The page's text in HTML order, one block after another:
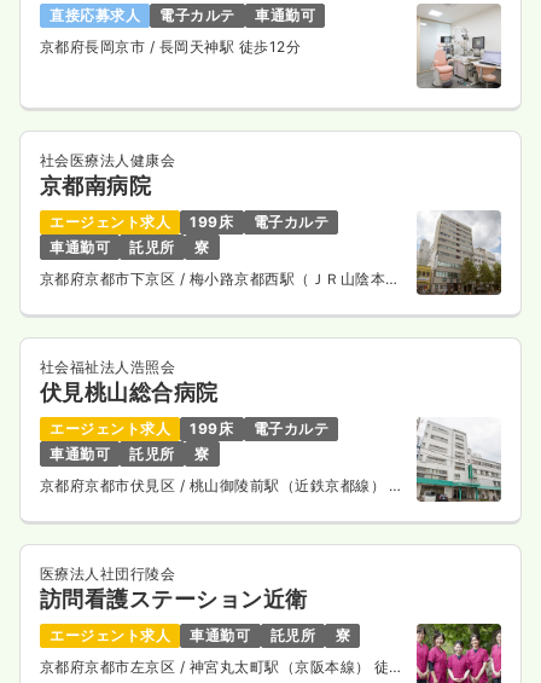
直接応募求人 電子カルテ
車通勤可
京都府長岡京市 / 長岡天神駅 徒歩12分
社会医療法人健康会
京都南病院
エージェント求人 199床
電子カルテ
車通勤可
託児所
寮
京都府京都市下京区 / 梅小路京都西駅（ＪＲ山陰本
社会福祉法人浩照会
伏見桃山総合病院
エージェント求人 199床
電子カルテ
車通勤可
託児所
寮
京都府京都市伏見区 / 桃山御陵前駅（近鉄京都線） 徒
医療法人社団行陵会
訪問看護ステーション近衛
エージェント求人 車通勤可 託児所
寮
京都府京都市左京区 / 神宮丸太町駅（京阪本線） 徒歩